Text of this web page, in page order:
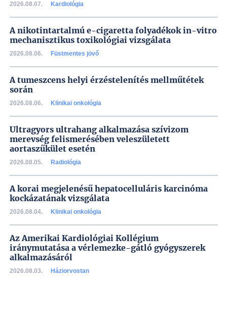
2026.08.07. Kardiológia
A nikotintartalmú e-cigaretta folyadékok in-vitro
mechanisztikus toxikológiai vizsgálata
2026.08.06. Füstmentes jövő
A tumeszcens helyi érzéstelenítés mellműtétek
során
2026.08.06. Klinikai onkológia
Ultragyors ultrahang alkalmazása szívizom
merevség felismerésében veleszületett
aortaszűkület esetén
2026.08.05. Radiológia
A korai megjelenésű hepatocelluláris karcinóma
kockázatának vizsgálata
2026.08.04. Klinikai onkológia
Az Amerikai Kardiológiai Kollégium
iránymutatása a vérlemezke-gátló gyógyszerek
alkalmazásáról
2026.08.03. Háziorvostan